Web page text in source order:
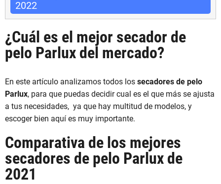
2022
¿Cuál es el mejor secador de
pelo Parlux del mercado?
En este artículo analizamos todos los secadores de pelo
Parlux, para que puedas decidir cual es el que más se ajusta
a tus necesidades, ya que hay multitud de modelos, y
escoger bien aquí es muy importante.
Comparativa de los mejores
secadores de pelo Parlux de
2021